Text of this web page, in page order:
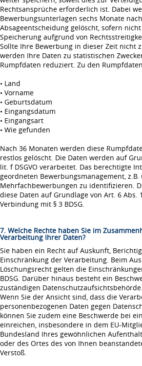
Rechtsansprüche erforderlich ist. Dabei
Bewerbungsunterlagen sechs Monate
Absageentscheidung gelöscht, sofern
Speicherung aufgrund von
Sollte Ihre Bewerbung in dieser Zeit nicht
werden Ihre Daten zu statistischen
Rumpfdaten reduziert. Zu den
• Land
• Vorname
• Geburtsdatum
• Eingangsdatum
• Eingangsart
• Wie gefunden
Nach 36 Monaten werden diese
restlos gelöscht. Die Daten werden auf
lit. f DSGVO verarbeitet. Das berechtigte
geordneten Bewerbungsmanagement, z.B.
Mehrfachbewerbungen zu identifizieren.
diese Daten auf Grundlage von Art. 6 Abs.
Verbindung mit § 3 BDSG.
7. Welche Rechte haben Sie im
Verarbeitung Ihrer Daten?
Sie haben ein Recht auf Auskunft,
Einschränkung der Verarbeitung. Beim
Löschungsrecht gelten die
BDSG. Darüber hinaus besteht ein
zuständigen Datenschutzaufsichtsbehörde.
Wenn Sie der Ansicht sind, dass die
personenbezogenen Daten gegen
können Sie zudem eine Beschwerde bei
einreichen, insbesondere in dem EU-
Bundesland Ihres gewöhnlichen
oder des Ortes des von Ihnen
Verstoß.